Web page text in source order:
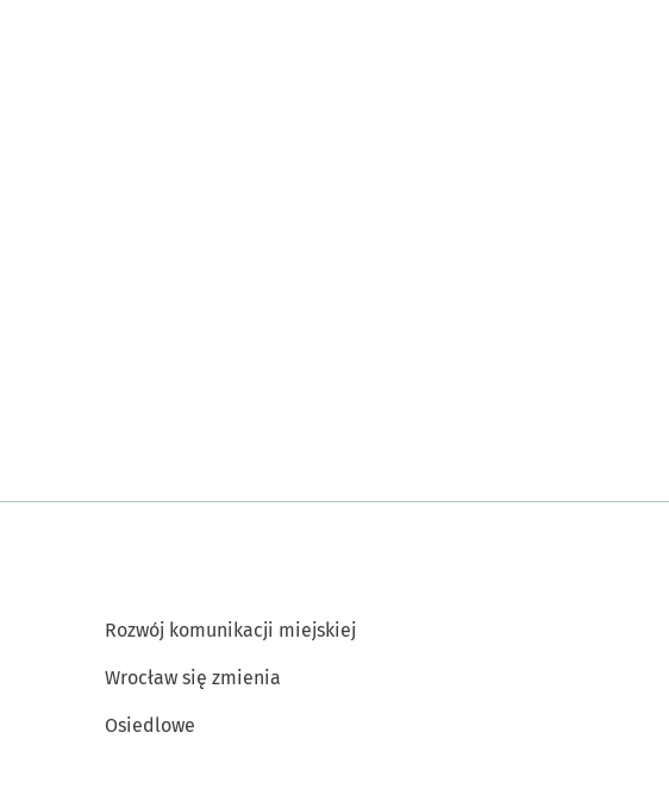
Rozwój komunikacji miejskiej
Wrocław się zmienia
Osiedlowe